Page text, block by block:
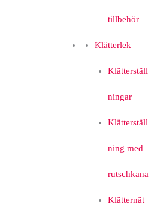
tillbehör
Klätterlek
Klätterställ
ningar
Klätterställ
ning med
rutschkana
Klätternät